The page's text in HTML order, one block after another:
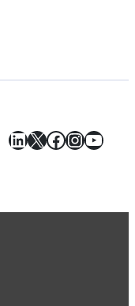
LinkedIn
X Facebook